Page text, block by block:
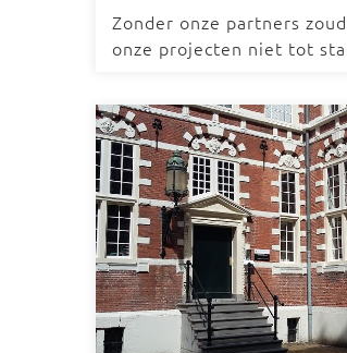
Zonder onze partners
onze projecten niet tot